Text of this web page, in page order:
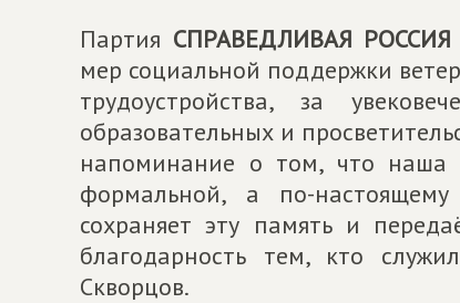
Партия СПРАВЕДЛИВАЯ РОССИЯ
мер социальной поддержки
трудоустройства, за
образовательных и
напоминание о том, что наша
формальной, а по-
сохраняет эту память и
благодарность тем, кто
Скворцов.